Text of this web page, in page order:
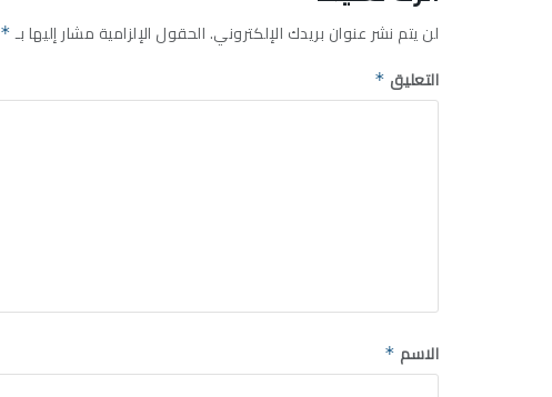
لن يتم نشر عنوان بريدك الإلكتروني.الحقول الإلزامية مشار إليها بـ *
التعليق *
الاسم *